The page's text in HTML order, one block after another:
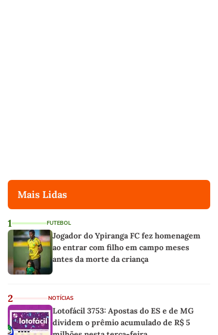
Mais Lidas
1 FUTEBOL
Jogador do Ypiranga FC fez homenagem
ao entrar com filho em campo meses
antes da morte da criança
2 NOTÍCIAS
Lotofácil 3753: Apostas do ES e de MG
dividem o prêmio acumulado de R$ 5